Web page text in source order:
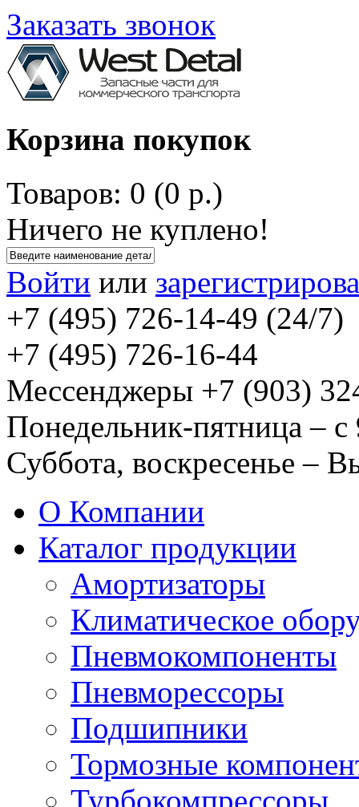
Заказать звонок
Корзина покупок
Товаров: 0 (0 р.)
Ничего не куплено!
Войти или
+7 (495) 726-14-49 (24/7)
+7 (495) 726-16-44
Мессенджеры +7 (903)
Понедельник-пятница –
Суббота, воскресенье –
О Компании
Каталог продукции
Амортизаторы
Климатическое
Пневмокомпоненты
Пневморессоры
Подшипники
Тормозные
Турбокомпрессоры